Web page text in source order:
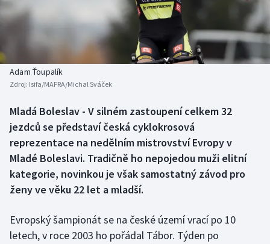
Boby a skeleton
Curling
Florbal
Futsal
Golf
Házená
AZ kvíz
Adam Ťoupalík
Zdroj: Isifa/MAFRA/Michal Sváček
Mladá Boleslav - V silném zastoupení celkem 32
jezdců se představí česká cyklokrosová
reprezentace na nedělním mistrovství Evropy v
Mladé Boleslavi. Tradičně ho nepojedou muži elitní
kategorie, novinkou je však samostatný závod pro
ženy ve věku 22 let a mladší.
Evropský šampionát se na české území vrací po 10
letech, v roce 2003 ho pořádal Tábor. Týden po